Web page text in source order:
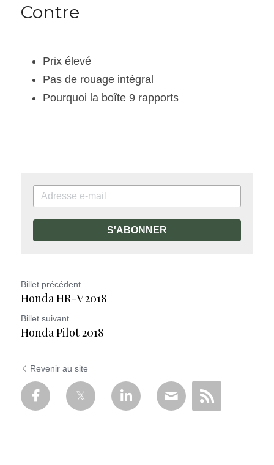
Contre
Prix élevé
Pas de rouage intégral
Pourquoi la boîte 9 rapports
S'ABONNER
Billet précédent
Honda HR-V 2018
Billet suivant
Honda Pilot 2018
Revenir au site